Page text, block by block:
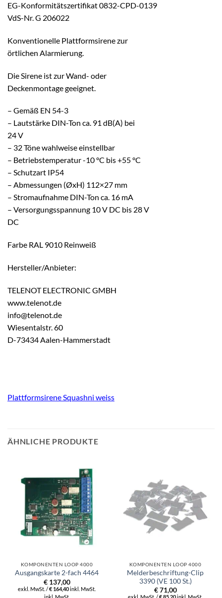
EG-Konformitätszertifikat 0832-CPD-0139
VdS-Nr. G 206022
Konventionelle Plattformsirene zur
örtlichen Alarmierung.
Die Sirene ist zur Wand- oder
Deckenmontage geeignet.
– Gemäß EN 54-3
– Lautstärke DIN-Ton ca. 91 dB(A) bei
24 V
– 32 Töne wahlweise einstellbar
– Betriebstemperatur -10 °C bis +55 °C
– Schutzart IP54
– Abmessungen (ØxH) 112×27 mm
– Stromaufnahme DIN-Ton ca. 16 mA
– Versorgungsspannung 10 V DC bis 28 V
DC
Farbe RAL 9010 Reinweiß
Hersteller/Anbieter:
TELENOT ELECTRONIC GMBH
www.telenot.de
info@telenot.de
Wiesentalstr. 60
D-73434 Aalen-Hammerstadt
Plattformsirene Squashni weiss
ÄHNLICHE PRODUKTE
KOMPONENTEN LOOP 4000
Ausgangskarte 2-fach 4464
€137,00
exkl. MwSt. /€ 164,40inkl. MwSt.
KOMPONENTEN LOOP 4000
Melderbeschriftung-Clip
3390 (VE 100 St.)
€71,00